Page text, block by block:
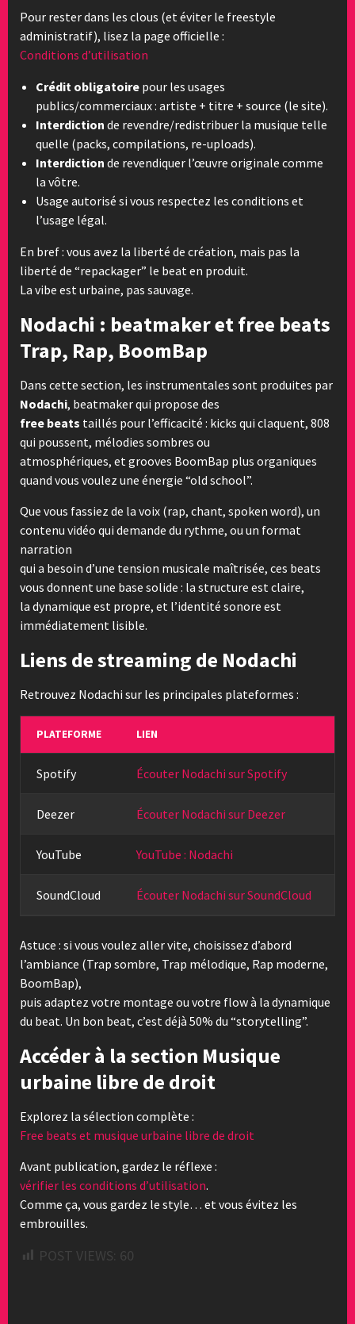
Pour rester dans les clous (et éviter le freestyle
administratif), lisez la page officielle :
Conditions d’utilisation
Crédit obligatoire pour les usages
publics/commerciaux : artiste + titre + source (le site).
Interdiction de revendre/redistribuer la musique telle
quelle (packs, compilations, re-uploads).
Interdiction de revendiquer l’œuvre originale comme
la vôtre.
Usage autorisé si vous respectez les conditions et
l’usage légal.
En bref : vous avez la liberté de création, mais pas la
liberté de “repackager” le beat en produit.
La vibe est urbaine, pas sauvage.
Nodachi : beatmaker et free beats
Trap, Rap, BoomBap
Dans cette section, les instrumentales sont produites par
Nodachi, beatmaker qui propose des
free beats taillés pour l’efficacité : kicks qui claquent, 808
qui poussent, mélodies sombres ou
atmosphériques, et grooves BoomBap plus organiques
quand vous voulez une énergie “old school”.
Que vous fassiez de la voix (rap, chant, spoken word), un
contenu vidéo qui demande du rythme, ou un format
narration
qui a besoin d’une tension musicale maîtrisée, ces beats
vous donnent une base solide : la structure est claire,
la dynamique est propre, et l’identité sonore est
immédiatement lisible.
Liens de streaming de Nodachi
Retrouvez Nodachi sur les principales plateformes :
PLATEFORME LIEN
Spotify Écouter Nodachi sur Spotify
Deezer Écouter Nodachi sur Deezer
YouTube YouTube : Nodachi
SoundCloud Écouter Nodachi sur SoundCloud
Astuce : si vous voulez aller vite, choisissez d’abord
l’ambiance (Trap sombre, Trap mélodique, Rap moderne,
BoomBap),
puis adaptez votre montage ou votre flow à la dynamique
du beat. Un bon beat, c’est déjà 50% du “storytelling”.
Accéder à la section Musique
urbaine libre de droit
Explorez la sélection complète :
Free beats et musique urbaine libre de droit
Avant publication, gardez le réflexe :
vérifier les conditions d’utilisation.
Comme ça, vous gardez le style… et vous évitez les
embrouilles.
POST VIEWS: 60